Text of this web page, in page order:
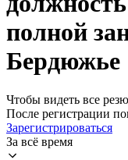
полной
Бердюжье
Чтобы видеть все
После регистрации
Зарегистрироваться
За всё время